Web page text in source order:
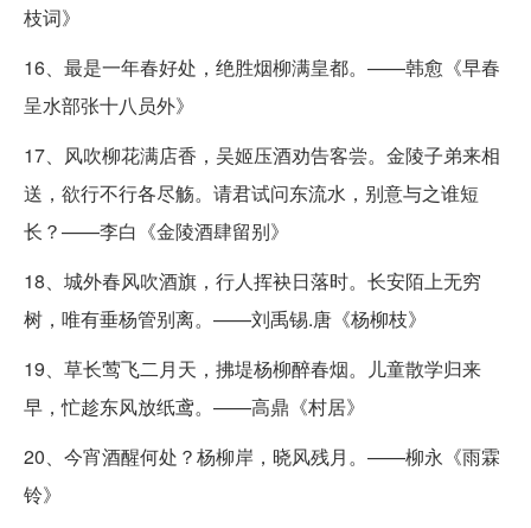
枝词》
16、最是一年春好处，绝胜烟柳满皇都。——韩愈《早春
呈水部张十八员外》
17、风吹柳花满店香，吴姬压酒劝告客尝。金陵子弟来相
送，欲行不行各尽觞。请君试问东流水，别意与之谁短
长？——李白《金陵酒肆留别》
18、城外春风吹酒旗，行人挥袂日落时。长安陌上无穷
树，唯有垂杨管别离。——刘禹锡.唐《杨柳枝》
19、草长莺飞二月天，拂堤杨柳醉春烟。儿童散学归来
早，忙趁东风放纸鸢。——高鼎《村居》
20、今宵酒醒何处？杨柳岸，晓风残月。——柳永《雨霖
铃》